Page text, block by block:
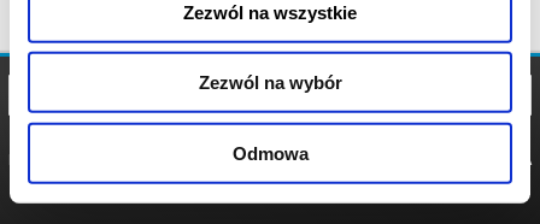
Zezwól na wszystkie
Zezwól na wybór
Odmowa
POLITYKA
POLITYKA